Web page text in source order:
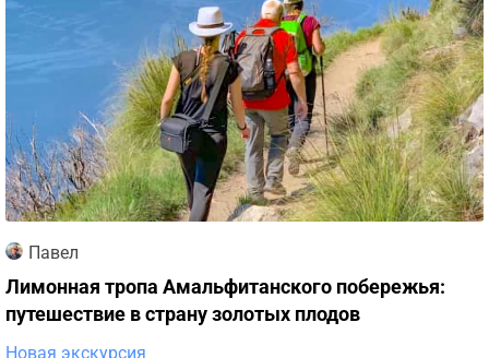
Павел
Лимонная тропа Амальфитанского побережья:
путешествие в страну золотых плодов
Новая экскурсия